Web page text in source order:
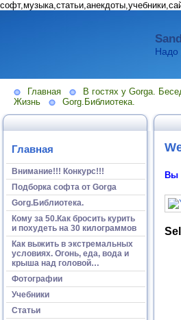
Надо
Главная В гостях у Gorga.
Жизнь
Gorg.Библиотека.
Главная
Внимание!!! Конкурс!!!
Подборка софта от Gorga
Gorg.Библиотека.
Кому за 50.Как бросить курить
и похудеть на 30 килограммов
Как выжить в экстремальных
условиях. Огонь, еда, вода и
крыша над головой…
Фотографии
Учебники
Статьи
Вы